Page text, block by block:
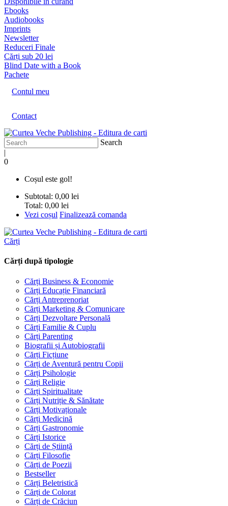
Ebooks
Audiobooks
Imprints
Newsletter
Reduceri Finale
Cărți sub 20 lei
Blind Date with a Book
Pachete
Contul meu
Contact
Search
|
0
Coșul este gol!
Subtotal: 0,00 lei
Total: 0,00 lei
Vezi coșul Finalizează comanda
Cărți
Cărți după tipologie
Cărți Business & Economie
Cărți Educație Financiară
Cărți Antreprenoriat
Cărți Marketing & Comunicare
Cărți Dezvoltare Personală
Cărți Familie & Cuplu
Cărți Parenting
Biografii și Autobiografii
Cărți Ficțiune
Cărți de Aventură pentru Copii
Cărți Psihologie
Cărți Religie
Cărți Spiritualitate
Cărți Nutriție & Sănătate
Cărți Motivaționale
Cărți Medicină
Cărți Gastronomie
Cărți Istorice
Cărți de Știință
Cărți Filosofie
Cărți de Poezii
Bestseller
Cărți Beletristică
Cărți de Colorat
Cărți de Crăciun